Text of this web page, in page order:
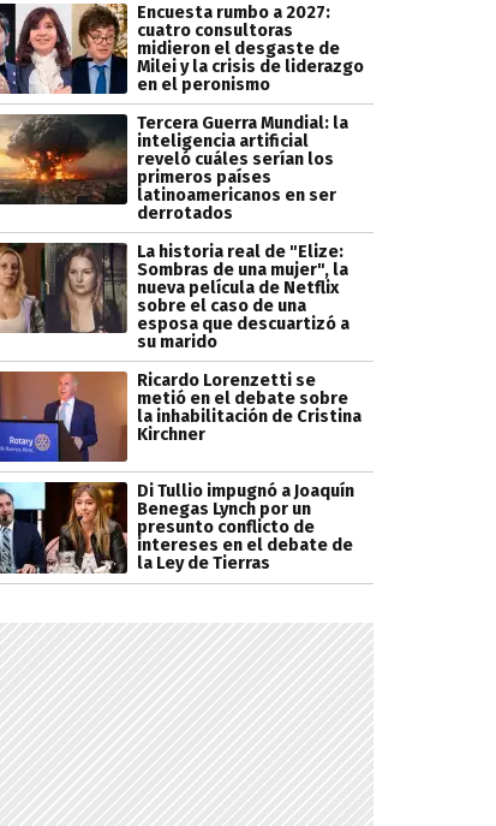
Encuesta rumbo a 2027:
cuatro consultoras
midieron el desgaste de
Milei y la crisis de liderazgo
en el peronismo
Tercera Guerra Mundial: la
inteligencia artificial
reveló cuáles serían los
primeros países
latinoamericanos en ser
derrotados
La historia real de "Elize:
Sombras de una mujer", la
nueva película de Netflix
sobre el caso de una
esposa que descuartizó a
su marido
Ricardo Lorenzetti se
metió en el debate sobre
la inhabilitación de Cristina
Kirchner
Di Tullio impugnó a Joaquín
Benegas Lynch por un
presunto conflicto de
intereses en el debate de
la Ley de Tierras